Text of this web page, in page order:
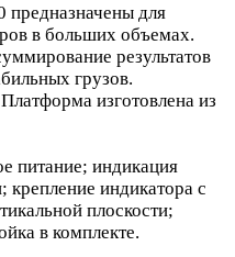
для
в больших объемах.
результатов
грузов.
изготовлена из
питание; индикация
крепление индикатора с
плоскости;
в комплекте.